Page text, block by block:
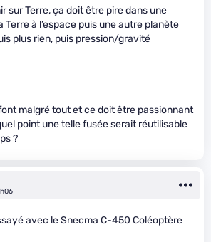
sur Terre, ça doit être pire dans une
Terre à l’espace puis une autre planète
plus rien, puis pression/gravité
malgré tout et ce doit être passionnant
point une telle fusée serait réutilisable
?
avec le Snecma C-450 Coléoptère